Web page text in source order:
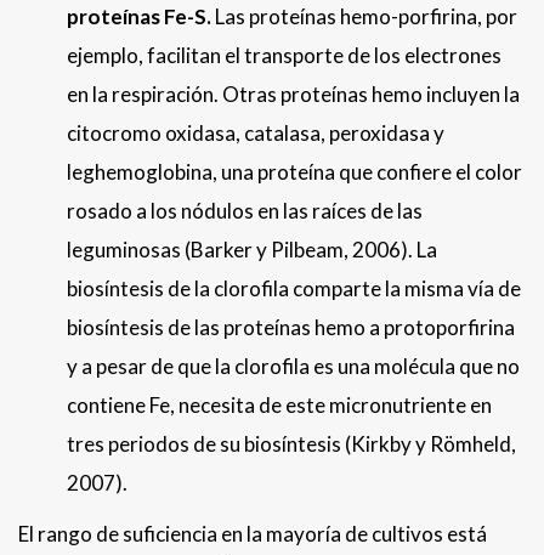
proteínas Fe-S.Las proteínas hemo-porfirina, por
ejemplo, facilitan el transporte de los electrones
en la respiración. Otras proteínas hemo incluyen la
citocromo oxidasa, catalasa, peroxidasa y
leghemoglobina, una proteína que confiere el color
rosado a los nódulos en las raíces de las
leguminosas (Barker y Pilbeam, 2006). La
biosíntesis de la clorofila comparte la misma vía de
biosíntesis de las proteínas hemo a protoporfirina
y a pesar de que la clorofila es una molécula que no
contiene Fe, necesita de este micronutriente en
tres periodos de su biosíntesis (Kirkby y Römheld,
2007).
El rango de suficiencia en la mayoría de cultivos está